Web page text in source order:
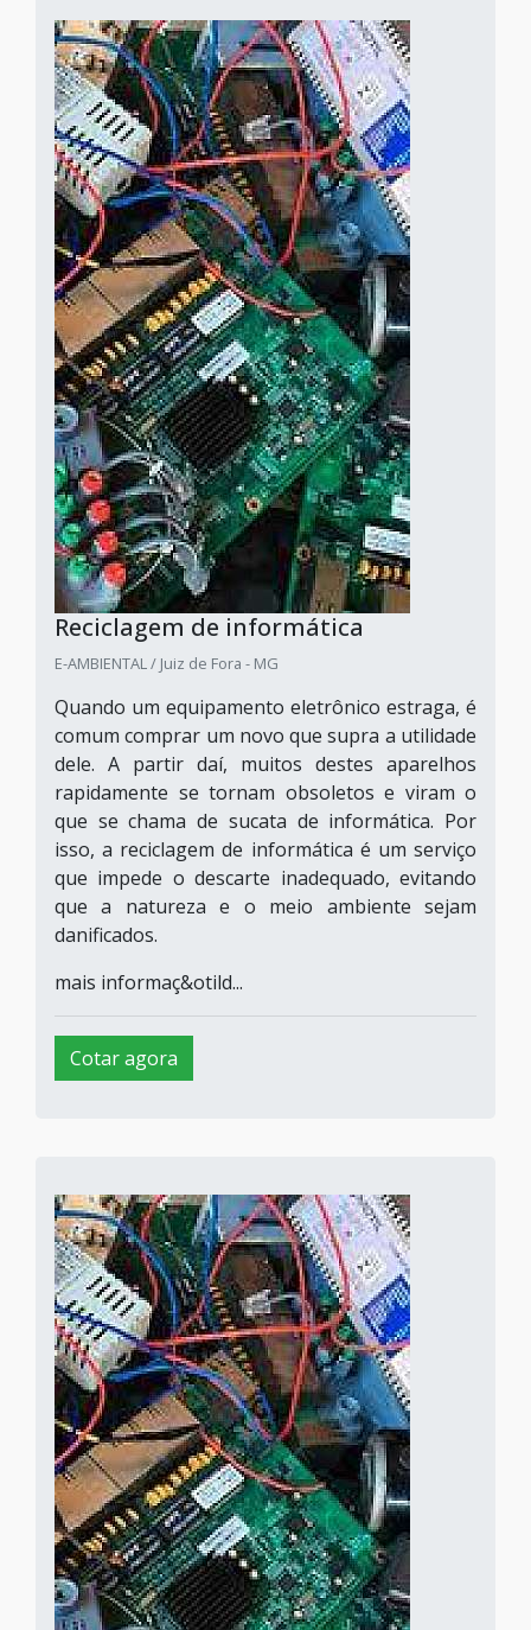
Reciclagem de informática
E-AMBIENTAL / Juiz de Fora - MG
Quando um equipamento eletrônico estraga, é
comum comprar um novo que supra a utilidade
dele. A partir daí, muitos destes aparelhos
rapidamente se tornam obsoletos e viram o
que se chama de sucata de informática. Por
isso, a reciclagem de informática é um serviço
que impede o descarte inadequado, evitando
que a natureza e o meio ambiente sejam
danificados.
mais informaç&otild...
Cotar agora